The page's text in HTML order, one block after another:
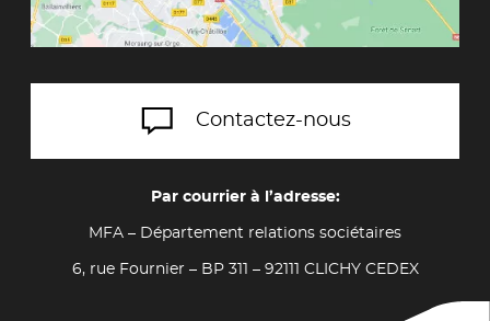
Contactez-nous
Par courrier à l’adresse:
MFA – Département relations sociétaires
6, rue Fournier – BP 311 – 92111 CLICHY CEDEX